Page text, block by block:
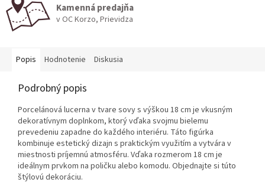
Kamenná predajňa
v OC Korzo, Prievidza
Popis Hodnotenie Diskusia
Podrobný popis
Porcelánová lucerna v tvare sovy s výškou 18 cm je vkusným
dekoratívnym doplnkom, ktorý vďaka svojmu bielemu
prevedeniu zapadne do každého interiéru. Táto figúrka
kombinuje estetický dizajn s praktickým využitím a vytvára v
miestnosti príjemnú atmosféru. Vďaka rozmerom 18 cm je
ideálnym prvkom na poličku alebo komodu. Objednajte si túto
štýlovú dekoráciu.